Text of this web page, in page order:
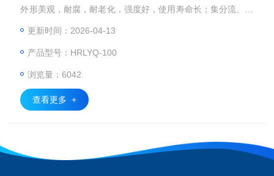
外形美观，耐腐，耐老化，强度好，使用寿命长；集分流、过
分流至污水管网，截污率高； 3、安装维护方便，简单，无需
更新时间：2026-04-13
产品型号：HRLYQ-100
浏览量：6042
查看更多 +